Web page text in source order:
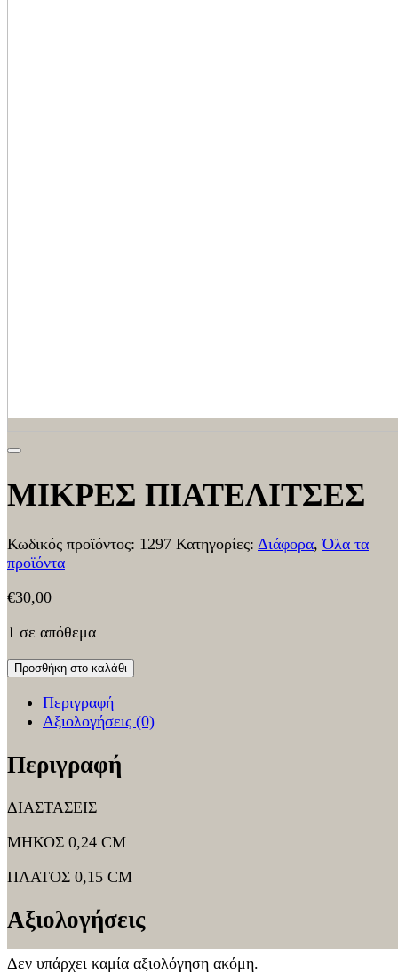
ΜΙΚΡΕΣ ΠΙΑΤΕΛΙΤΣΕΣ
Κωδικός προϊόντος: 1297 Κατηγορίες: Διάφορα,Όλα τα
προϊόντα
€30,00
1 σε απόθεμα
Προσθήκη στο καλάθι
Περιγραφή
Αξιολογήσεις (0)
Περιγραφή
ΔΙΑΣΤΑΣΕΙΣ
ΜΗΚΟΣ 0,24 CM
ΠΛΑΤΟΣ 0,15 CM
Αξιολογήσεις
Δεν υπάρχει καμία αξιολόγηση ακόμη.